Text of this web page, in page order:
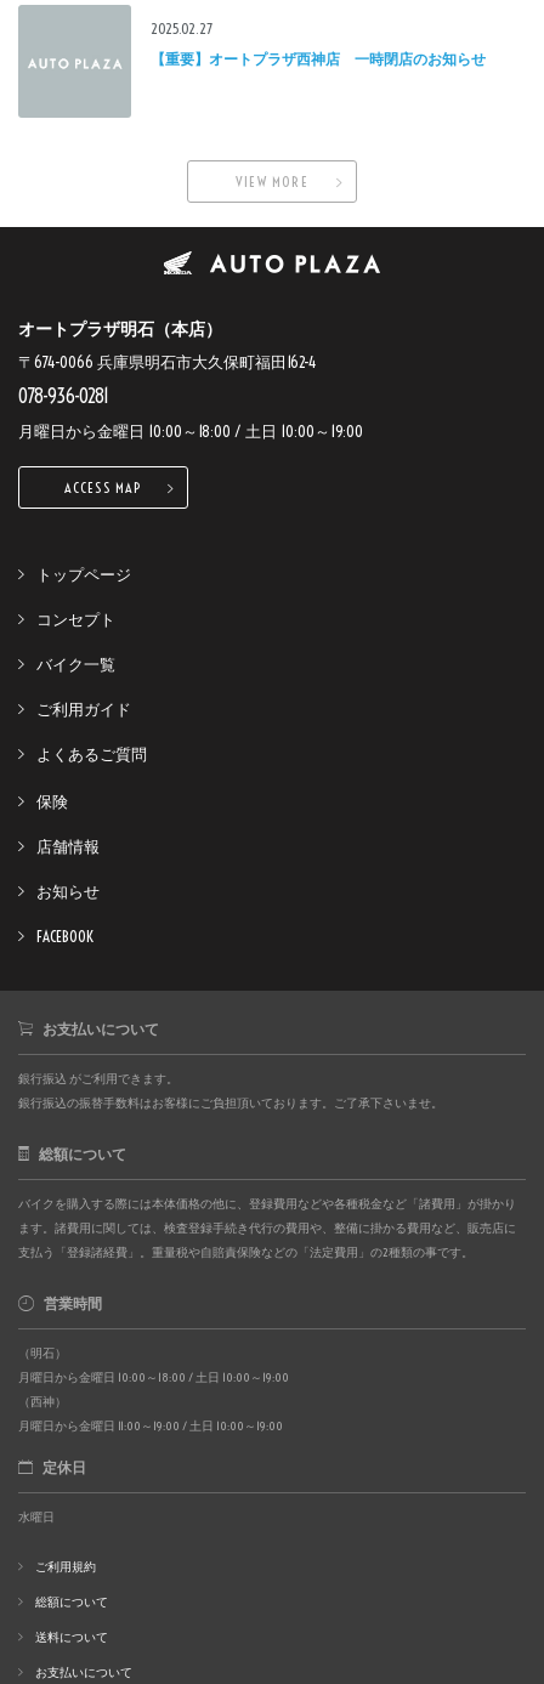
2025.02.27
【重要】オートプラザ西神店 一時閉店のお知らせ
VIEW MORE
オートプラザ明石（本店）
〒674-0066 兵庫県明石市大久保町福田162-4
078-936-0281
月曜日から金曜日 10:00～18:00 / 土日 10:00～19:00
ACCESS MAP
トップページ
コンセプト
バイク一覧
ご利用ガイド
よくあるご質問
保険
店舗情報
お知らせ
FACEBOOK
お支払いについて
銀行振込 がご利用できます。
銀行振込の振替手数料はお客様にご負担頂いております。ご了承下さいませ。
総額について
バイクを購入する際には本体価格の他に、登録費用などや各種税金など「諸費用」が掛かり
ます。諸費用に関しては、検査登録手続き代行の費用や、整備に掛かる費用など、販売店に
支払う「登録諸経費」。重量税や自賠責保険などの「法定費用」の2種類の事です。
営業時間
（明石）
月曜日から金曜日 10:00～18:00 / 土日 10:00～19:00
（西神）
月曜日から金曜日 11:00～19:00 / 土日 10:00～19:00
定休日
水曜日
ご利用規約
総額について
送料について
お支払いについて